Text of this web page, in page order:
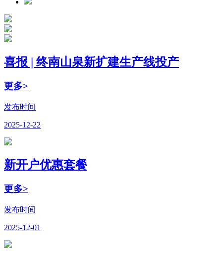
喜报 | 终南山泉新扩建生产线投产
更多>
发布时间
2025-12-22
新开户优惠套餐
更多>
发布时间
2025-12-01